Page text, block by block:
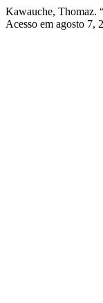
Kawauche, Thomaz.
Acesso em agosto 7,